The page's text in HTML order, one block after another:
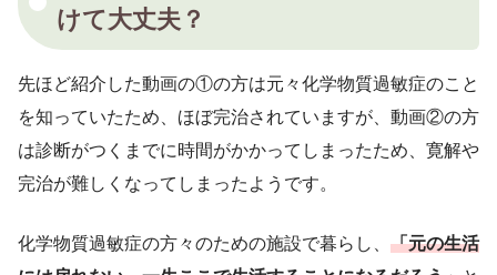
けて大丈夫？
先ほど紹介した動画の①の方は元々化学物質過敏症のこと
を知っていたため、ほぼ完治されていますが、動画②の方
は診断がつくまでに時間がかかってしまったため、寛解や
完治が難しくなってしまったようです。
化学物質過敏症の方々のための施設で暮らし、 「元の生活